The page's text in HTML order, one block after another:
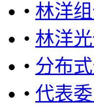
• 林洋
• 林洋
• 分布
• 代表